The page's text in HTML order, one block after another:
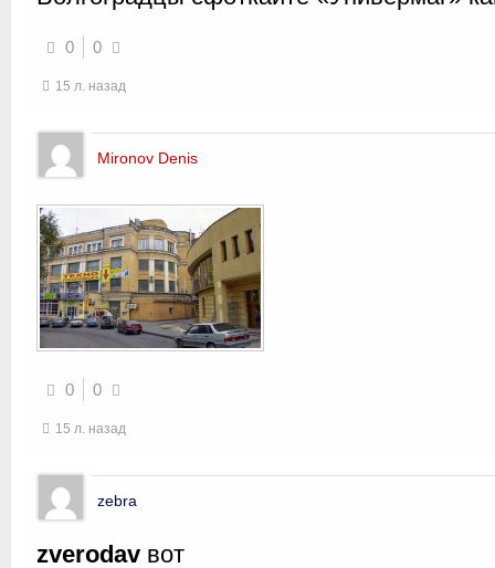
0 0
15 л. назад
Mironov Denis
0 0
15 л. назад
zebra
zverodav вот